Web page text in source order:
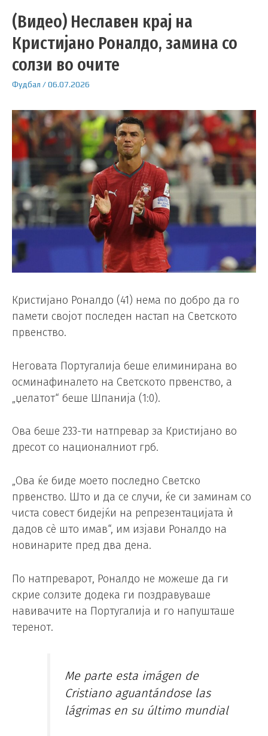
(Видео) Неславен крај на
Кристијано Роналдо, замина со
солзи во очите
Фудбал /06.07.2026
Кристијано Роналдо (41) нема по добро да го
памети својот последен настап на Светското
првенство.
Неговата Португалија беше елиминирана во
осминафиналето на Светското првенство, а
„џелатот“ беше Шпанија (1:0).
Ова беше 233-ти натпревар за Кристијано во
дресот со националниот грб.
„Ова ќе биде моето последно Светско
првенство. Што и да се случи, ќе си заминам со
чиста совест бидејќи на репрезентацијата ѝ
дадов сè што имав“, им изјави Роналдо на
новинарите пред два дена.
По натпреварот, Роналдо не можеше да ги
скрие солзите додека ги поздравуваше
навивачите на Португалија и го напушташе
теренот.
Me parte esta imágen de
Cristiano aguantándose las
lágrimas en su último mundial